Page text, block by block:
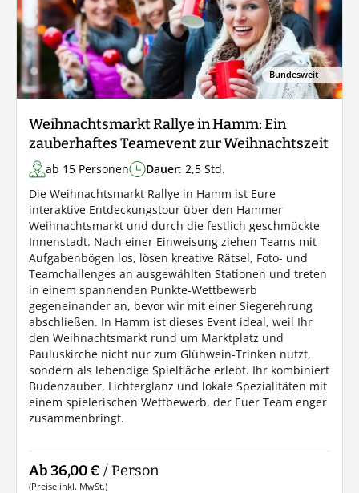
Bundesweit
Weihnachtsmarkt Rallye in Hamm: Ein
zauberhaftes Teamevent zur Weihnachtszeit
ab 15 Personen Dauer: 2,5 Std.
Die Weihnachtsmarkt Rallye in Hamm ist Eure
interaktive Entdeckungstour über den Hammer
Weihnachtsmarkt und durch die festlich geschmückte
Innenstadt. Nach einer Einweisung ziehen Teams mit
Aufgabenbögen los, lösen kreative Rätsel, Foto- und
Teamchallenges an ausgewählten Stationen und treten
in einem spannenden Punkte-Wettbewerb
gegeneinander an, bevor wir mit einer Siegerehrung
abschließen. In Hamm ist dieses Event ideal, weil Ihr
den Weihnachtsmarkt rund um Marktplatz und
Pauluskirche nicht nur zum Glühwein-Trinken nutzt,
sondern als lebendige Spielfläche erlebt. Ihr kombiniert
Budenzauber, Lichterglanz und lokale Spezialitäten mit
einem spielerischen Wettbewerb, der Euer Team enger
zusammenbringt.
Ab 36,00 € / Person
(Preise inkl. MwSt.)